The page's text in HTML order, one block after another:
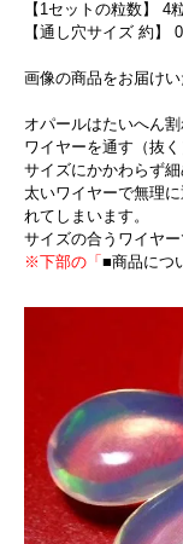
【1セットの粒数】 4
【通し穴サイズ 約】
画像の商品をお届けい
オパールはたいへん割
ワイヤーを通す（抜
サイズにかかわらず
太いワイヤーで無理
れてしまいます。
サイズの合うワイヤ
※下部の「 ■商品につ